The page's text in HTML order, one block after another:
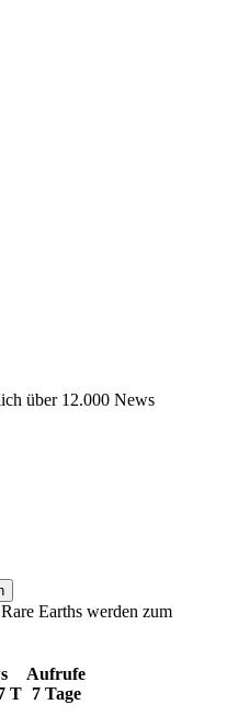
über 12.000 News
Earths werden zum
T
Aufrufe
7 Tage